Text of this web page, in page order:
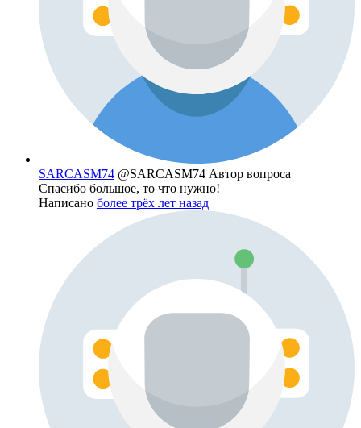
SARCASM74 @SARCASM74 Автор вопроса
Спасибо большое, то что нужно!
Написано более трёх лет назад